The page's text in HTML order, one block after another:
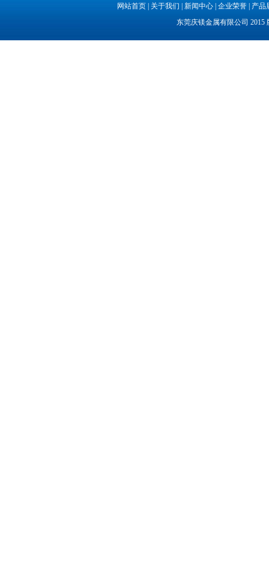
网站首页| 关于我们 新闻中心| 企业荣誉|
产品
东莞庆镁金属有限公司